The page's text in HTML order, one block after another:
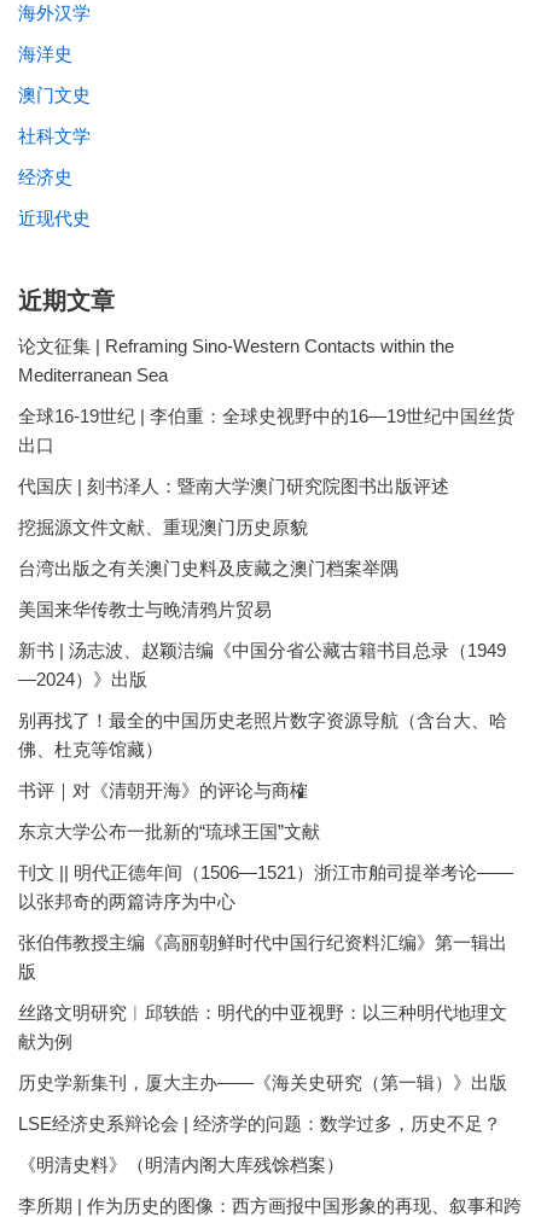
海外汉学
海洋史
澳门文史
社科文学
经济史
近现代史
近期文章
论文征集 | Reframing Sino-Western Contacts within the
Mediterranean Sea
全球16-19世纪 | 李伯重：全球史视野中的16—19世纪中国丝货
出口
代国庆 | 刻书泽人：暨南大学澳门研究院图书出版评述
挖掘源文件文献、重现澳门历史原貌
台湾出版之有关澳门史料及庋藏之澳门档案举隅
美国来华传教士与晚清鸦片贸易
新书 | 汤志波、赵颖洁编《中国分省公藏古籍书目总录（1949
—2024）》出版
别再找了！最全的中国历史老照片数字资源导航（含台大、哈
佛、杜克等馆藏）
书评｜对《清朝开海》的评论与商榷
东京大学公布一批新的“琉球王国”文献
刊文 || 明代正德年间（1506—1521）浙江市舶司提举考论——
以张邦奇的两篇诗序为中心
张伯伟教授主编《高丽朝鲜时代中国行纪资料汇编》第一辑出
版
丝路文明研究︱邱轶皓：明代的中亚视野：以三种明代地理文
献为例
历史学新集刊，厦大主办——《海关史研究（第一辑）》出版
LSE经济史系辩论会 | 经济学的问题：数学过多，历史不足？
《明清史料》（明清内阁大库残馀档案）
李所期 | 作为历史的图像：西方画报中国形象的再现、叙事和跨